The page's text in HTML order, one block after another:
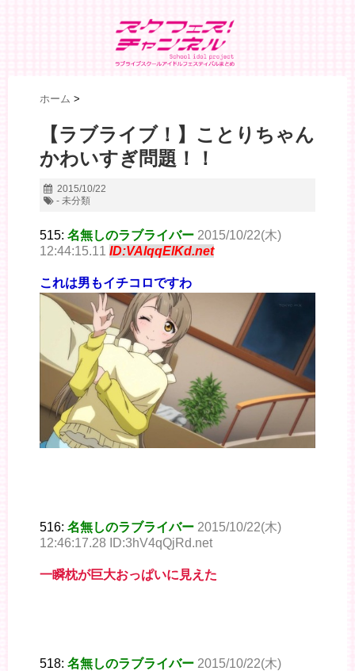
ホーム >
【ラブライブ！】ことりちゃん
かわいすぎ問題！！
2015/10/22
- 未分類
515: 名無しのラブライバー 2015/10/22(木)
12:44:15.11 ID:VAlqqElKd.net
これは男もイチコロですわ
516: 名無しのラブライバー 2015/10/22(木)
12:46:17.28 ID:3hV4qQjRd.net
一瞬枕が巨大おっぱいに見えた
518: 名無しのラブライバー 2015/10/22(木)